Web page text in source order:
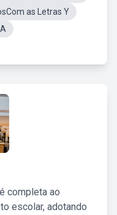
as Letras Y
completa ao
escolar, adotando